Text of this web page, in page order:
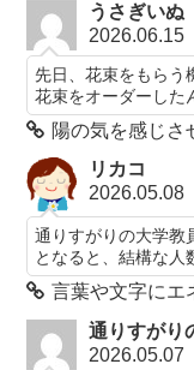
うさぎいぬ
2026.06.15
先日、花束をもらう
花束をオーダーした
陽の気を感じさ
リカコ
2026.05.08
通りすがりの大学教
となると、結構な人
言葉や文字にエ
通りすがり
2026.05.07